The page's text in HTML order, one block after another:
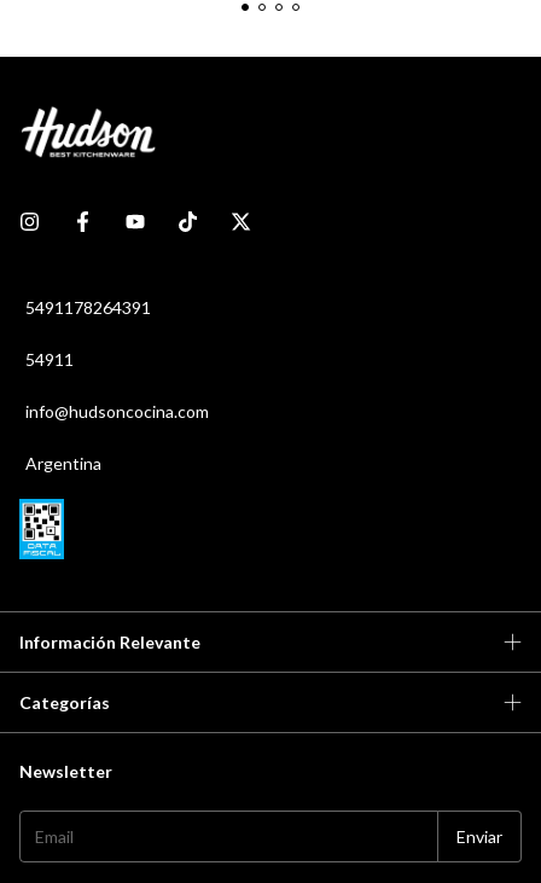
5491178264391
54911
info@hudsoncocina.com
Argentina
Información Relevante
Categorías
Newsletter